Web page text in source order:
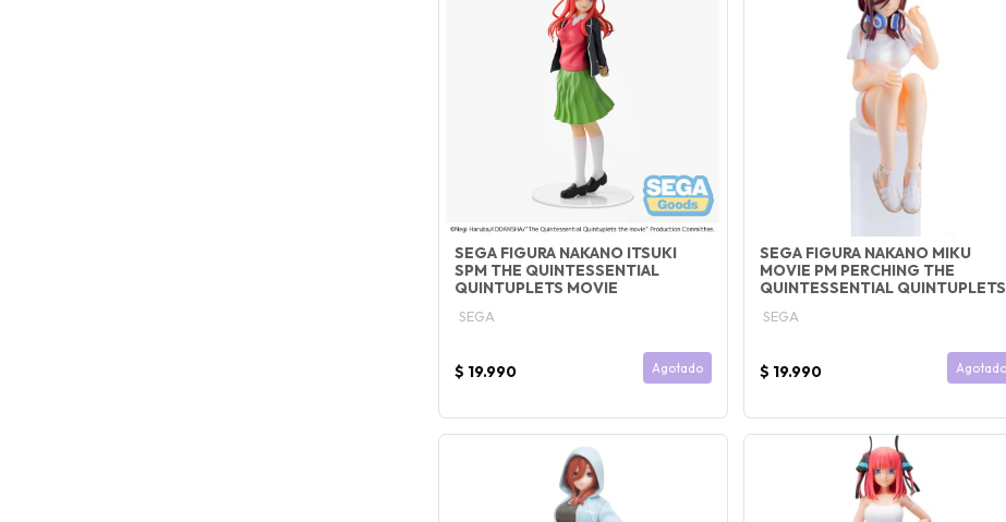
SEGA FIGURA NAKANO ITSUKI
SPM THE QUINTESSENTIAL
QUINTUPLETS MOVIE
SEGA
$ 19.990 Agotado
SEGA FIGURA NAKANO MIKU
MOVIE PM PERCHING THE
QUINTESSENTIAL QUINTUPLETS
SEGA
$ 19.990 Agotado